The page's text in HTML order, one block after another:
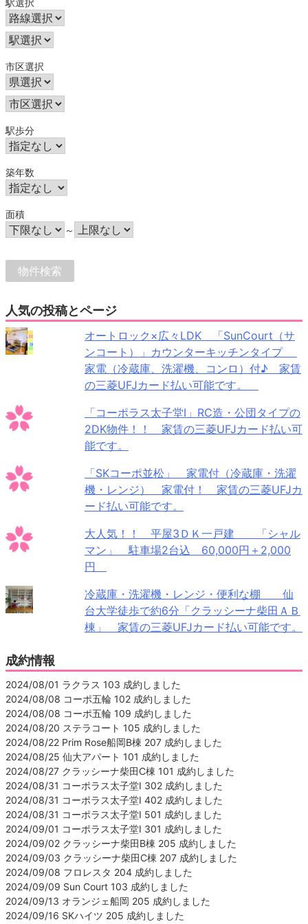
市区選択
駅歩分
築年数
面積
～
人気の投稿とページ
オートロック×広々LDK 「SunCourt（サ
ンコート）」カウンターキッチンタイプ
家電（冷蔵庫、洗濯機、コンロ）付♪ 家賃
の三菱UFJカード払い可能です。
「コーポラス太子堂Ⅰ」RC造・公団タイプの
2DK物件！！ 家賃の三菱UFJカード払い可
能です。
「SKコーポ並松」 家電付（冷蔵庫・洗濯
機・レンジ） 家電付！ 家賃の三菱UFJカ
ード払い可能です。
大人気！！ 平屋3ＤＫ一戸建 「シャル
マン」 駐車場2台込 60,000円＋2,000
円
冷蔵庫・洗濯機・レンジ・便利な棚 仙
台大学徒歩で約6分「クラッシーナ柴田ＡＢ
棟」 家賃の三菱UFJカード払い可能です。
成約情報
2024/08/01 ラクラス 103 成約しました
2024/08/08 コーポ五輪 102 成約しました
2024/08/08 コーポ五輪 109 成約しました
2024/08/20 ステラコート 105 成約しました
2024/08/22 Prim Rose船岡B棟 207 成約しました
2024/08/25 仙大アパート 101 成約しました
2024/08/27 クラッシーナ柴田C棟 101 成約しました
2024/08/31 コーポラス太子堂Ⅰ 302 成約しました
2024/08/31 コーポラス太子堂Ⅰ 402 成約しました
2024/08/31 コーポラス太子堂Ⅰ 501 成約しました
2024/09/01 コーポラス太子堂Ⅰ 301 成約しました
2024/09/02 クラッシーナ柴田B棟 205 成約しました
2024/09/03 クラッシーナ柴田C棟 207 成約しました
2024/09/08 フロレスタ 204 成約しました
2024/09/09 Sun Court 103 成約しました
2024/09/13 オランジェ船岡 205 成約しました
2024/09/16 SKハイツ 205 成約しました